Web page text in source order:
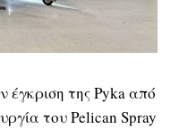
έγκριση της Pyka από
του Pelican Spray